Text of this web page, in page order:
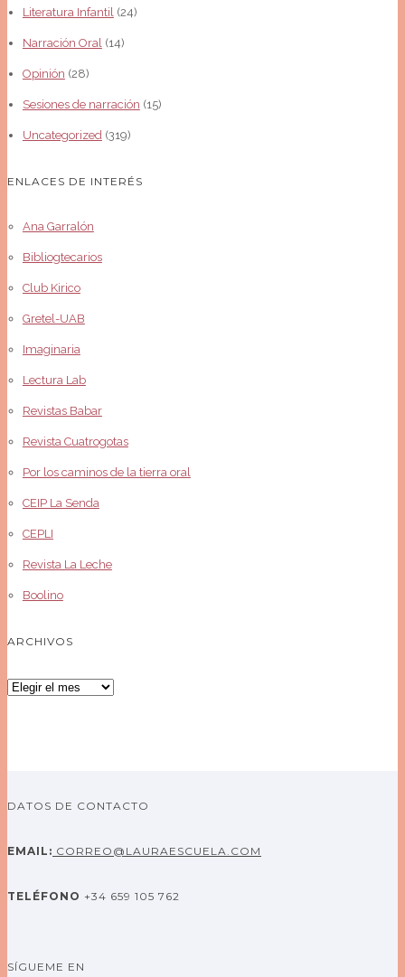
Literatura Infantil (24)
Narración Oral (14)
Opinión (28)
Sesiones de narración (15)
Uncategorized (319)
ENLACES DE INTERÉS
Ana Garralón
Bibliogtecarios
Club Kirico
Gretel-UAB
Imaginaria
Lectura Lab
Revistas Babar
Revista Cuatrogotas
Por los caminos de la tierra oral
CEIP La Senda
CEPLI
Revista La Leche
Boolino
ARCHIVOS
Archivos
DATOS DE CONTACTO
EMAIL: CORREO@LAURAESCUELA.COM
TELÉFONO +34 659 105 762
SÍGUEME EN